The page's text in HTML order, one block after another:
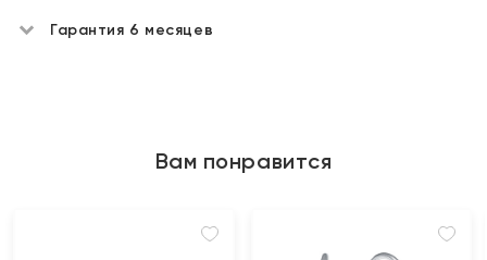
Гарантия 6 месяцев
Вам понравится